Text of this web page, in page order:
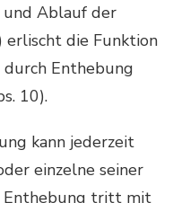
Ablauf der
erlischt die Funktion
Enthebung
10).
kann jederzeit
einzelne seiner
Enthebung tritt mit